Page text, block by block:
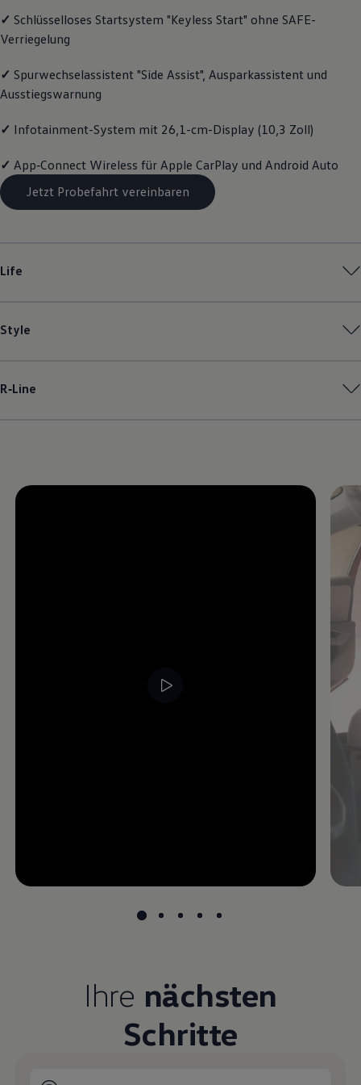
Motorenöl und Flüssigkeiten
Räder und Reifen
Volkswagen Teile
Modellspezifisches Zubehör
Transport
Individualisieren
Wallbox und Ladekabel
Digitale Extras
Dienste für Ihr Modell finden
✓ Schlüsselloses Startsystem "Keyless Start" ohne SAFE-
Verriegelung
✓ Spurwechselassistent "Side Assist", Ausparkassistent und
Ausstiegswarnung
✓ Infotainment-System mit 26,1-cm-Display (10,3 Zoll)
✓ App‑Connect Wireless für Apple CarPlay und Android Auto
Jetzt Probefahrt vereinbaren
Life
Style
R‑Line
Ihre nächsten
Schritte